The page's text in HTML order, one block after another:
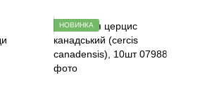
НОВИНКА